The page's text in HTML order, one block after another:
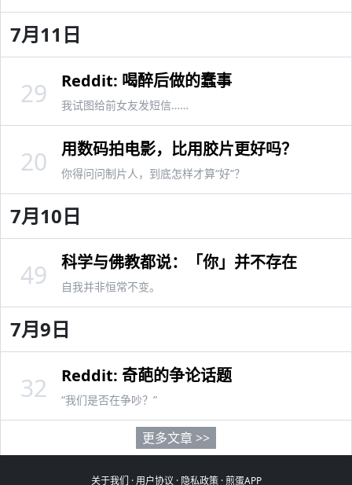
7月11日
Reddit: 喝醉后做的蠢事
我试图给前女友发短信……
29
用数码拍电影，比用胶片更好吗？
你得问问制片人，到底怎样才算“好”？
20
7月10日
科学与佛教都说：「你」并不存在
自我并非恒常不变。
49
7月9日
Reddit: 奇葩的争论话题
“我们是否在争吵？”
32
更多文章 >>
关于我们 ·用户协议 · 隐私政策·煎蛋APP